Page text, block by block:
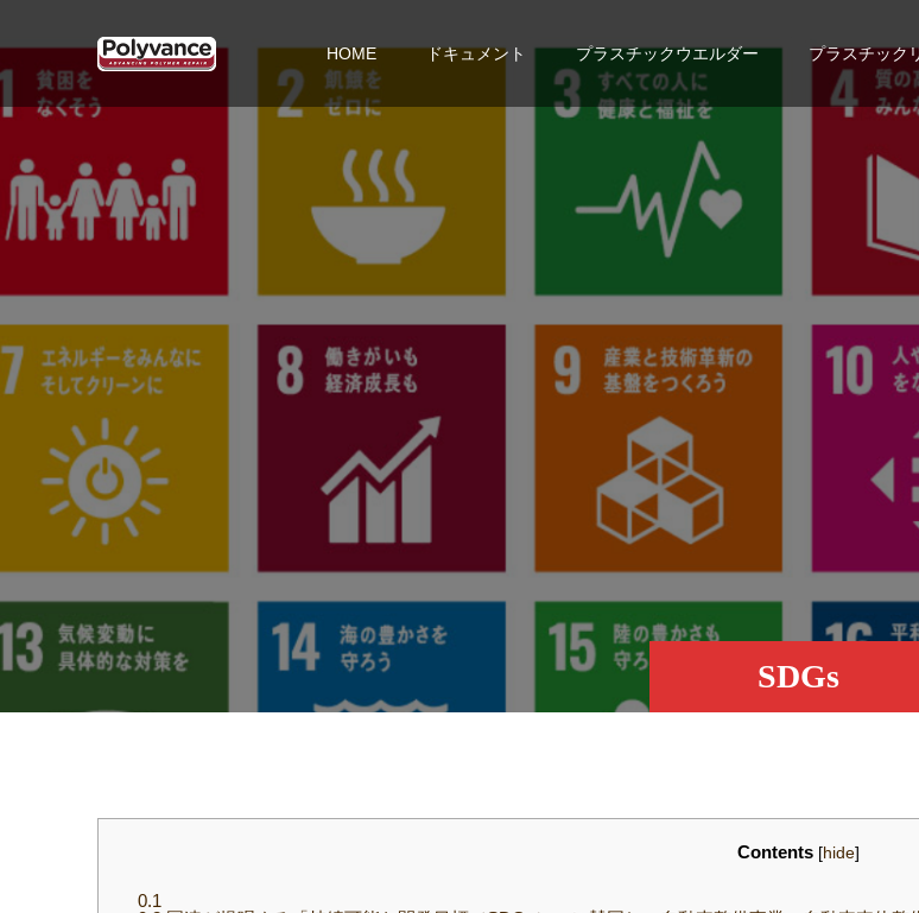
HOME ドキュメント プラスチックウエルダー プラスチック
SDGs
Contents [hide]
0.1